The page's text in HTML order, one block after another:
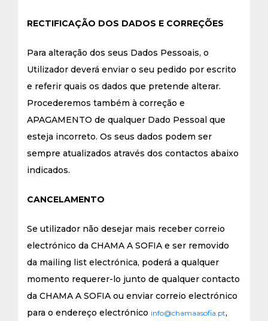
RECTIFICAÇÃO DOS DADOS E CORREÇÕES
Para alteração dos seus Dados Pessoais, o
Utilizador deverá enviar o seu pedido por escrito
e referir quais os dados que pretende alterar.
Procederemos também à correção e
APAGAMENTO de qualquer Dado Pessoal que
esteja incorreto. Os seus dados podem ser
sempre atualizados através dos contactos abaixo
indicados.
CANCELAMENTO
Se utilizador não desejar mais receber correio
electrónico da CHAMA A SOFIA e ser removido
da mailing list electrónica, poderá a qualquer
momento requerer-lo junto de qualquer contacto
da CHAMA A SOFIA ou enviar correio electrónico
para o endereço electrónico info@chamaasofia.pt,